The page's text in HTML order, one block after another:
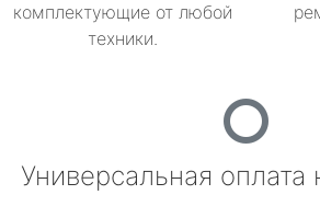
комплектующие от любой
техники.
Универсальная оплата